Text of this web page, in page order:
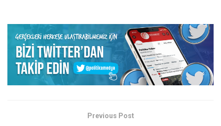
Previous Post